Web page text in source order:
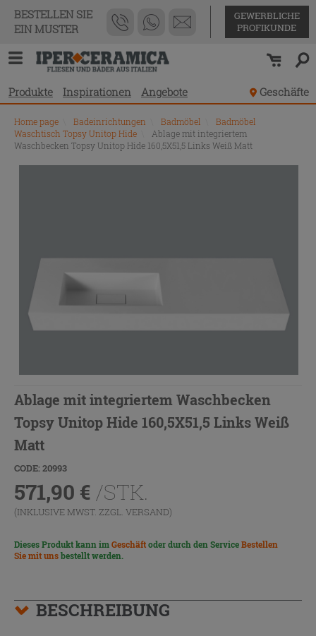
BESTELLEN SIE
EIN MUSTER
GEWERBLICHE
PROFIKUNDE
Produkte Inspirationen Angebote Geschäfte
Home page Badeinrichtungen Badmöbel
Badmöbel
Waschtisch Topsy Unitop Hide
Ablage mit integriertem
Waschbecken Topsy Unitop Hide 160,5X51,5 Links Weiß Matt
Ablage mit integriertem Waschbecken
Topsy Unitop Hide 160,5X51,5 Links Weiß
Matt
CODE: 20993
571,90 € /STK.
(INKLUSIVE MWST. ZZGL. VERSAND)
Dieses Produkt kann imGeschäftoder durch den ServiceBestellen
Sie mit unsbestellt werden.
BESCHREIBUNG